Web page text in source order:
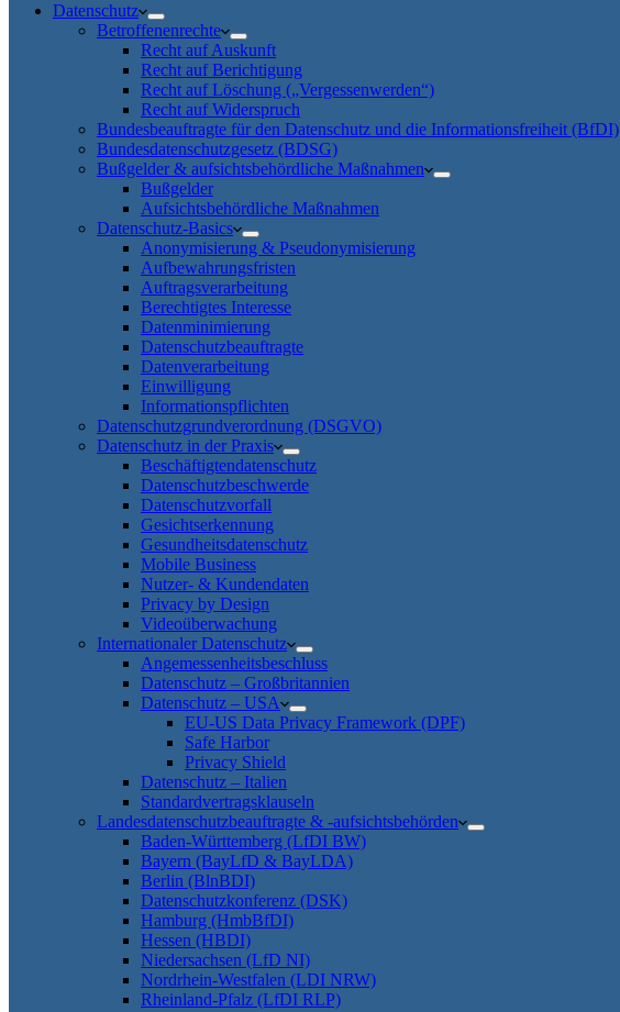
Datenschutz
Betroffenenrechte
Recht auf Auskunft
Recht auf Berichtigung
Recht auf Löschung („Vergessenwerden“)
Recht auf Widerspruch
Bundesbeauftragte für den Datenschutz und die Informationsfreiheit (BfDI)
Bundesdatenschutzgesetz (BDSG)
Bußgelder & aufsichtsbehördliche Maßnahmen
Bußgelder
Aufsichtsbehördliche Maßnahmen
Datenschutz-Basics
Anonymisierung & Pseudonymisierung
Aufbewahrungsfristen
Auftragsverarbeitung
Berechtigtes Interesse
Datenminimierung
Datenschutzbeauftragte
Datenverarbeitung
Einwilligung
Informationspflichten
Datenschutzgrundverordnung (DSGVO)
Datenschutz in der Praxis
Beschäftigtendatenschutz
Datenschutzbeschwerde
Datenschutzvorfall
Gesichtserkennung
Gesundheitsdatenschutz
Mobile Business
Nutzer- & Kundendaten
Privacy by Design
Videoüberwachung
Internationaler Datenschutz
Angemessenheitsbeschluss
Datenschutz – Großbritannien
Datenschutz – USA
EU-US Data Privacy Framework (DPF)
Safe Harbor
Privacy Shield
Datenschutz – Italien
Standardvertragsklauseln
Landesdatenschutzbeauftragte & -aufsichtsbehörden
Baden-Württemberg (LfDI BW)
Bayern (BayLfD & BayLDA)
Berlin (BlnBDI)
Datenschutzkonferenz (DSK)
Hamburg (HmbBfDI)
Hessen (HBDI)
Niedersachsen (LfD NI)
Nordrhein-Westfalen (LDI NRW)
Rheinland-Pfalz (LfDI RLP)